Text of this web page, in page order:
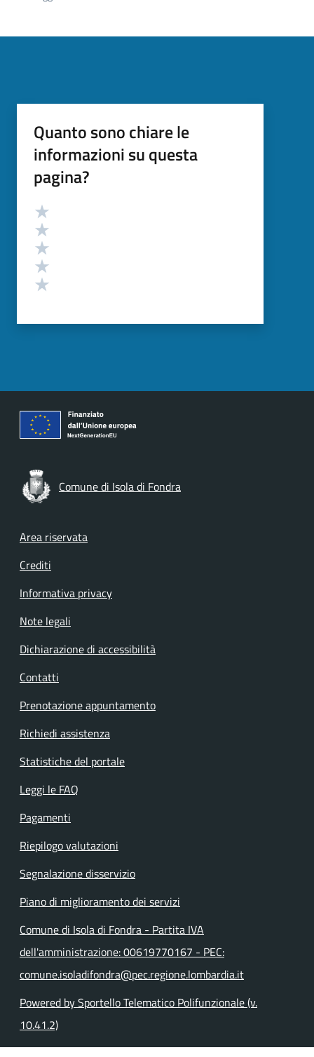
Quanto sono chiare le
informazioni su questa
pagina?
Valutazione
Comune di Isola di Fondra
Footer menu
Area riservata
Crediti
Informativa privacy
Note legali
Dichiarazione di accessibilità
Contatti
Prenotazione appuntamento
Richiedi assistenza
Statistiche del portale
Leggi le FAQ
Pagamenti
Riepilogo valutazioni
Segnalazione disservizio
Piano di miglioramento dei servizi
Comune di Isola di Fondra - Partita IVA
dell'amministrazione: 00619770167 - PEC:
comune.isoladifondra@pec.regione.lombardia.it
Powered by Sportello Telematico Polifunzionale (v.
10.41.2)